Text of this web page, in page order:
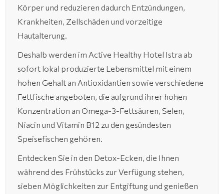
Körper und reduzieren dadurch Entzündungen,
Krankheiten, Zellschäden und vorzeitige
Hautalterung.
Deshalb werden im Active Healthy Hotel Istra ab
sofort lokal produzierte Lebensmittel mit einem
hohen Gehalt an Antioxidantien sowie verschiedene
Fettfische angeboten, die aufgrund ihrer hohen
Konzentration an Omega-3-Fettsäuren, Selen,
Niacin und Vitamin B12 zu den gesündesten
Speisefischen gehören.
Entdecken Sie in den Detox-Ecken, die Ihnen
während des Frühstücks zur Verfügung stehen,
sieben Möglichkeiten zur Entgiftung und genießen